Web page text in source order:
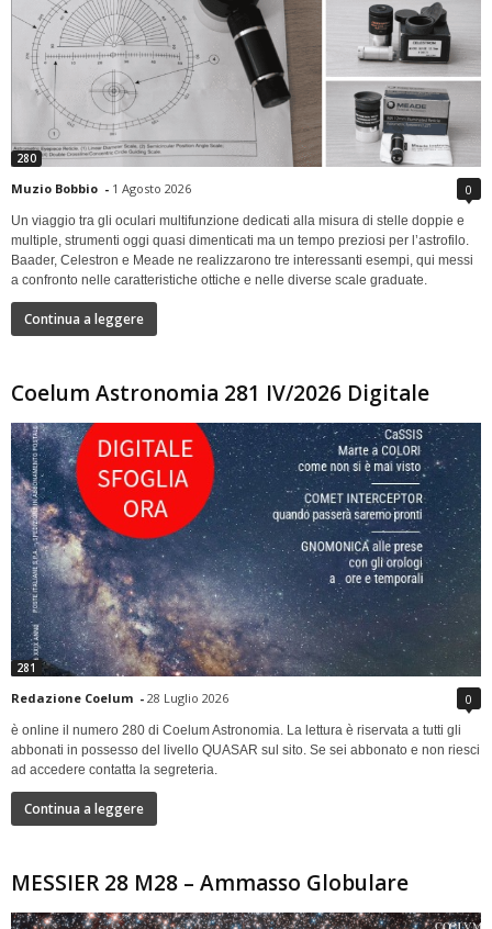
280
Muzio Bobbio - 1 Agosto 2026 0
Un viaggio tra gli oculari multifunzione dedicati alla misura di stelle doppie e
multiple, strumenti oggi quasi dimenticati ma un tempo preziosi per l’astrofilo.
Baader, Celestron e Meade ne realizzarono tre interessanti esempi, qui messi
a confronto nelle caratteristiche ottiche e nelle diverse scale graduate.
Continua a leggere
Coelum Astronomia 281 IV/2026 Digitale
281
Redazione Coelum - 28 Luglio 2026 0
è online il numero 280 di Coelum Astronomia. La lettura è riservata a tutti gli
abbonati in possesso del livello QUASAR sul sito. Se sei abbonato e non riesci
ad accedere contatta la segreteria.
Continua a leggere
MESSIER 28 M28 – Ammasso Globulare